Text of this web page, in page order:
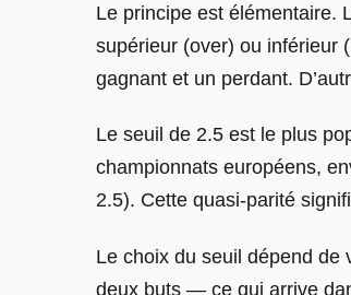
Le principe est élémentaire.
supérieur (over) ou inférieur
gagnant et un perdant.
Le seuil de 2.5 est le plus
championnats européens,
2.5). Cette quasi-parité
Le choix du seuil dépend de
deux buts — ce qui arrive